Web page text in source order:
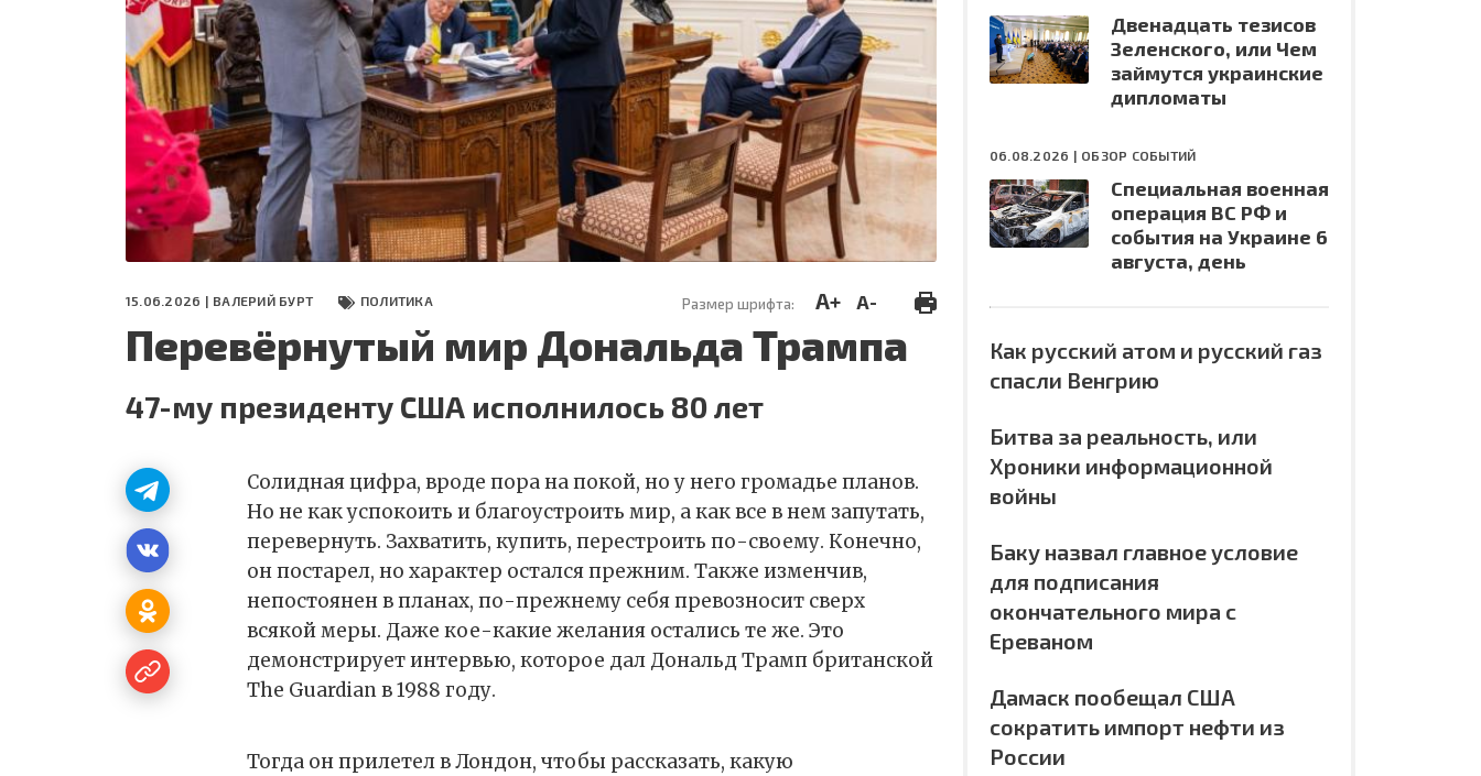
СЕГОДНЯ
ПОЛЯ БИТВЫ 2024
15.06.2026 | ВАЛЕРИЙ БУРТ ПОЛИТИКА Размер шрифта: A+ A-
Перевёрнутый мир Дональда Трампа
47-му президенту США исполнилось 80 лет
Солидная цифра, вроде пора на покой, но у него громадье планов.
Но не как успокоить и благоустроить мир, а как все в нем запутать,
перевернуть. Захватить, купить, перестроить по-своему. Конечно,
он постарел, но характер остался прежним. Также изменчив,
непостоянен в планах, по-прежнему себя превозносит сверх
всякой меры. Даже кое-какие желания остались те же. Это
демонстрирует интервью, которое дал Дональд Трамп британской
The Guardian в 1988 году.
Тогда он прилетел в Лондон, чтобы рассказать, какую
Двенадцать тезисов
Зеленского, или Чем
займутся украинские
дипломаты
06.08.2026 | ОБЗОР СОБЫТИЙ
Специальная военная
операция ВС РФ и
события на Украине 6
августа, день
Как русский атом и русский газ
спасли Венгрию
Битва за реальность, или
Хроники информационной
войны
Баку назвал главное условие
для подписания
окончательного мира с
Ереваном
Дамаск пообещал США
сократить импорт нефти из
России